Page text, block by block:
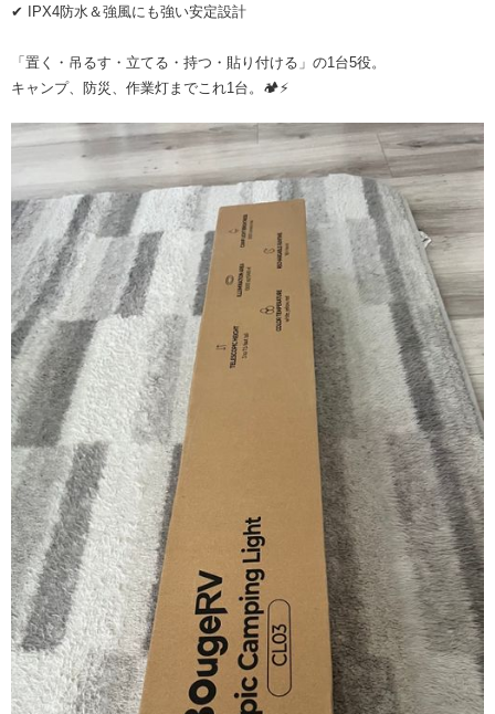
✔ IPX4防水＆強風にも強い安定設計
「置く・吊るす・立てる・持つ・貼り付ける」の1台5役。
キャンプ、防災、作業灯までこれ1台。🏕️⚡